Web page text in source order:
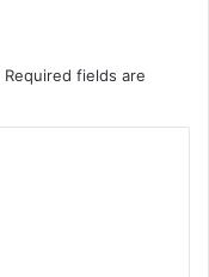
Required fields are